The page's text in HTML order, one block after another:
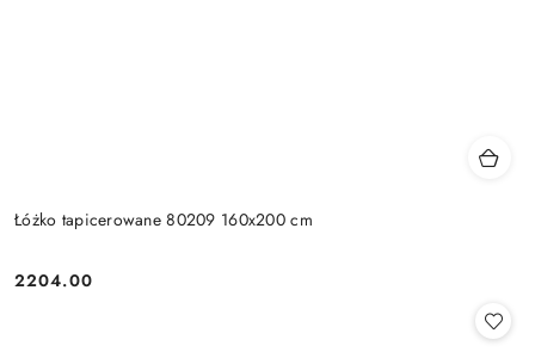
Łóżko tapicerowane 80209 160x200 cm
Cena:
2204.00